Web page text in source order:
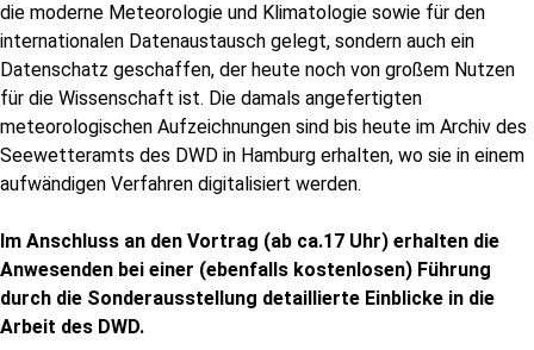
die moderne Meteorologie und Klimatologie sowie für den
internationalen Datenaustausch gelegt, sondern auch ein
Datenschatz geschaffen, der heute noch von großem Nutzen
für die Wissenschaft ist. Die damals angefertigten
meteorologischen Aufzeichnungen sind bis heute im Archiv des
Seewetteramts des DWD in Hamburg erhalten, wo sie in einem
aufwändigen Verfahren digitalisiert werden.
Im Anschluss an den Vortrag (ab ca.17 Uhr) erhalten die
Anwesenden bei einer (ebenfalls kostenlosen) Führung
durch die Sonderausstellung detaillierte Einblicke in die
Arbeit des DWD.